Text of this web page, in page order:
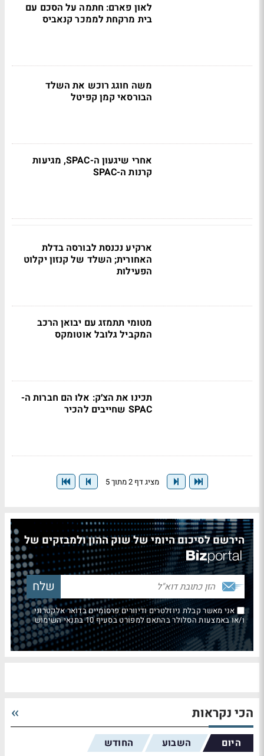
לאון פארם: חתמה על הסכם עם
בית מרקחת לממכר קנאביס
משה חוגג רוכש את השלד
הבורסאי קמן קפיטל
אחרי שיגעון ה-SPAC, מגיעות
קרנות ה-SPAC
ארקיע נכנסת לבורסה בדלת
האחורית; השלד של קנזון יקלוט
הפעילות
מטומי תתמזג עם יבואן הרכב
המקביל גלובל אוטומקס
תכינו את הצ׳ק: אלו הם חברות ה-
SPAC שחייבים להכיר
מציג דף 2 מתוך 5
הירשם לסיכום היומי של שוק ההון ולמבזקים של
אני מאשר קבלת ניוזלטרים ודיוורים פרסומיים בדואר אלקטרוני
ו/או באמצעות הסלולר בהתאם למפורט בסעיף 10 בתנאי השימוש
הכי נקראות
היום השבוע החודש